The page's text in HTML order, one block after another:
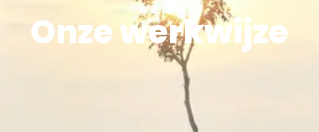
Onze werkwijze